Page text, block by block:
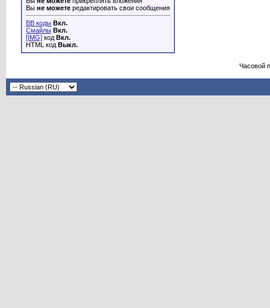
Вы не можете редактировать свои сообщения
BB коды Вкл.
Смайлы Вкл.
[IMG] код Вкл.
HTML код Выкл.
Часовой